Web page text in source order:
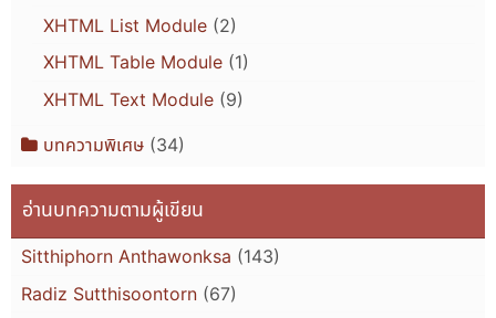
XHTML List Module(2)
XHTML Table Module(1)
XHTML Text Module(9)
บทความพิเศษ(34)
อ่านบทความตามผู้เขียน
Sitthiphorn Anthawonksa (143)
Radiz Sutthisoontorn (67)